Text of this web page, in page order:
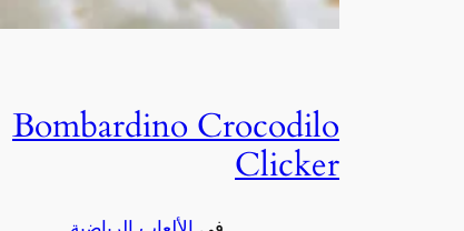
Bombardino Crocodilo
Clicker